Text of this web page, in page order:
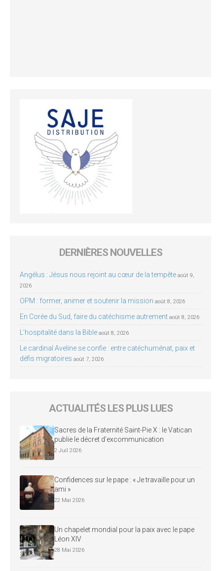
DERNIÈRES NOUVELLES
Angélus : Jésus nous rejoint au cœur de la tempête août 9,
2026
OPM : former, animer et soutenir la mission août 8, 2026
En Corée du Sud, faire du catéchisme autrement août 8, 2026
L’hospitalité dans la Bible août 8, 2026
Le cardinal Aveline se confie : entre catéchuménat, paix et
défis migratoires août 7, 2026
ACTUALITÉS LES PLUS LUES
Sacres de la Fraternité Saint-Pie X : le Vatican
publie le décret d’excommunication
2 Juil 2026
Confidences sur le pape : « Je travaille pour un
ami »
22 Mai 2026
Un chapelet mondial pour la paix avec le pape
Léon XIV
28 Mai 2026